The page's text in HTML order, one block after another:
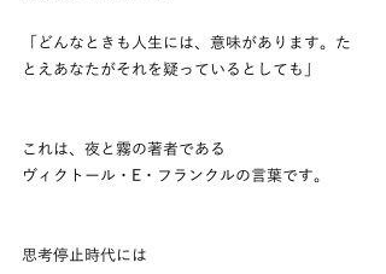
「どんなときも人生には、意味があります。た
とえあなたがそれを疑っているとしても」
これは、夜と霧の著者である
ヴィクトール・E・フランクルの言葉です。
思考停止時代には